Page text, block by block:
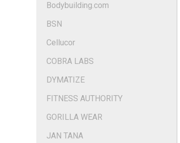
Bodybuilding.com
BSN
Cellucor
COBRA LABS
DYMATIZE
FITNESS AUTHORITY
GORILLA WEAR
JAN TANA